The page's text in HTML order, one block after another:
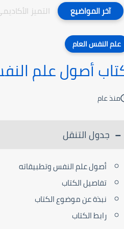
آخر المواضيع التميز
علم النفس العام
أصول علم
منذ عام
جدول التنقل
أصول علم النفس وتطبيقاته
تفاصيل الكتاب
نبذة عن موضوع الكتاب
رابط الكتاب